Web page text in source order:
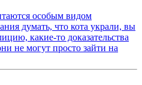
особым видом
думать, что кота украли, вы
какие-то доказательства
не могут просто зайти на